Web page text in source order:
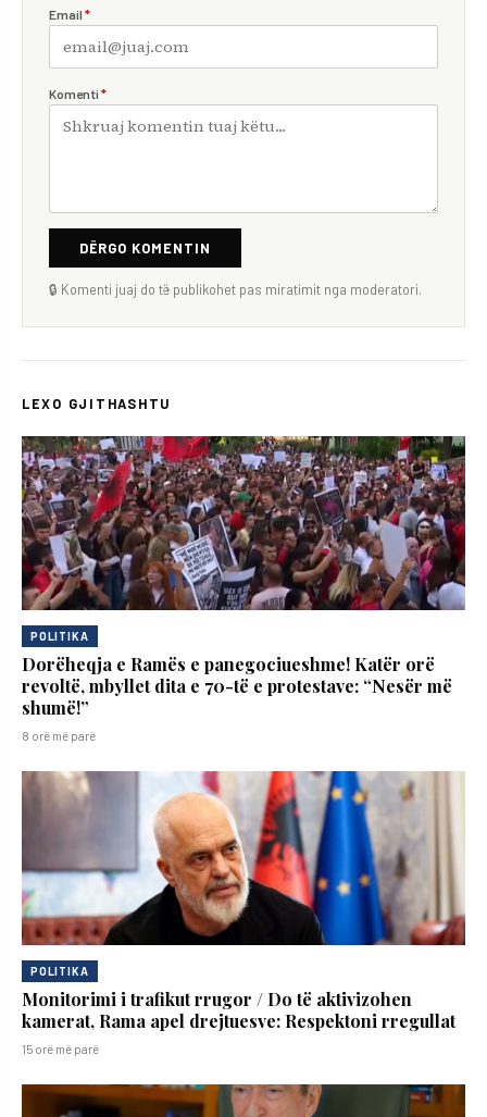
Email *
Komenti *
DËRGO KOMENTIN
🔒 Komenti juaj do të publikohet pas miratimit nga moderatori.
LEXO GJITHASHTU
POLITIKA
Dorëheqja e Ramës e panegociueshme! Katër orë
revoltë, mbyllet dita e 70-të e protestave: “Nesër më
shumë!”
8 orë më parë
POLITIKA
Monitorimi i trafikut rrugor / Do të aktivizohen
kamerat, Rama apel drejtuesve: Respektoni rregullat
15 orë më parë